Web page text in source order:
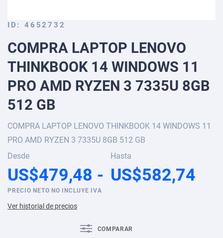
ID 4652732
COMPRA LAPTOP LENOVO
THINKBOOK 14 WINDOWS 11
PRO AMD RYZEN 3 7335U 8GB
512 GB
COMPRA LAPTOP LENOVO THINKBOOK 14 WINDOWS 11
PRO AMD RYZEN 3 7335U 8GB 512 GB
Desde
US$479,48
Hasta
US$582,74
PRECIO NETO NO INCLUYE IVA
Ver historial de precios
COMPARAR
Skip
the
beginning
of
the
images